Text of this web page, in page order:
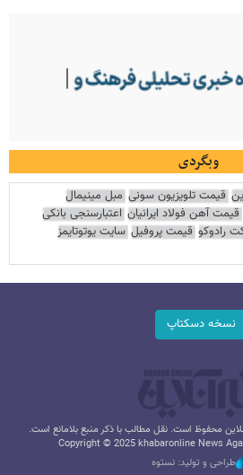
وبگردی
قیمت تلویزیون سونی مبل مینیمال
قیمت آهن فولاد ایرانیان اعتبارسنجی بانکی
رادوکو قیمت پروفیل سایت یوتوتایمز
نسخه دسکتاپ
محفوظ است. نقل مطالب با ذکر منبع بلامانع است.
Copyright © 2025 khabaronline News
طراحی و تولید: نستوه